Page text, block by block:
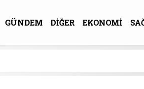
GÜNDEM DİĞER EKONOMİ